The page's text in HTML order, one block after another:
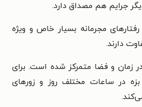
جرایم هم مصداق دارد.
مجرمانه بسیار خاص و ویژه
دارند.
زمان و فضا متمرکز شده است. برای
بزه در ساعات مختلف روز و زورهای